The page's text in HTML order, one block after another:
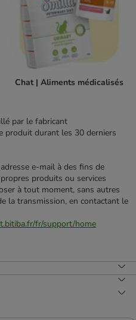
Chat | Aliments médicalisés
par le fabricant
produit durant les 30 derniers
e‑mail à des fins de
produits ou services
à tout moment, sans autres
la transmission, en contactant le
fr/support/home